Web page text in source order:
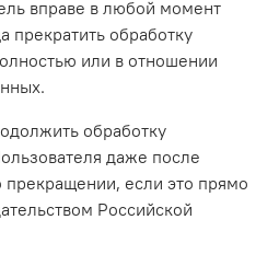
вправе в любой момент
прекратить обработку
или в отношении
обработку
даже после
прекращении, если это прямо
Российской